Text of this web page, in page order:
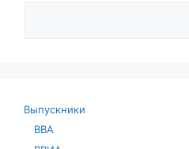
Выпускники
ВВА